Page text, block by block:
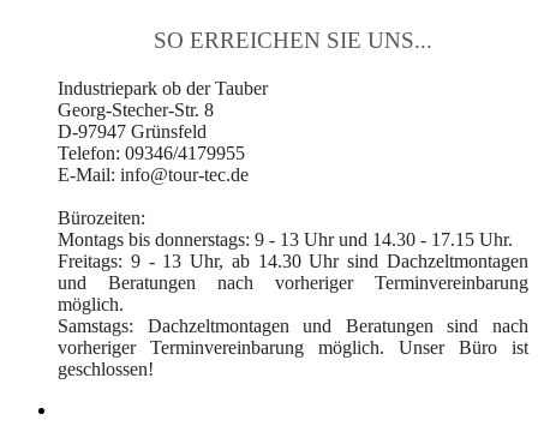
SO ERREICHEN SIE UNS...
Industriepark ob der Tauber
Georg-Stecher-Str. 8
D-97947 Grünsfeld
Telefon: 09346/4179955
E-Mail: info@tour-tec.de
Bürozeiten:
Montags bis donnerstags: 9 - 13 Uhr und 14.30 - 17.15 Uhr.
Freitags: 9 - 13 Uhr, ab 14.30 Uhr sind Dachzeltmontagen
und Beratungen nach vorheriger Terminvereinbarung
möglich.
Samstags: Dachzeltmontagen und Beratungen sind nach
vorheriger Terminvereinbarung möglich. Unser Büro ist
geschlossen!